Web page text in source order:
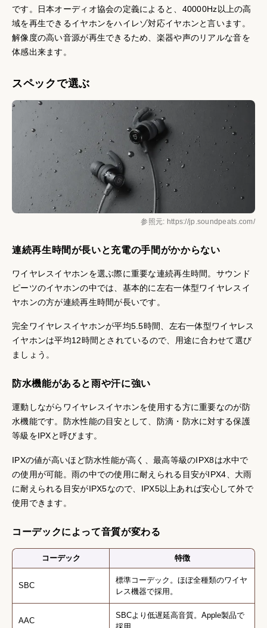
です。日本オーディオ協会の定義によると、40000Hz以上の高
域を再生できるイヤホンをハイレゾ対応イヤホンと言います。
解像度の高い音源が再生できるため、楽器や声のリアルな音を
体感出来ます。
スペックで選ぶ
参照元: https://jp.soundpeats.com/
連続再生時間が長いと充電の手間がかからない
ワイヤレスイヤホンを選ぶ際に重要な連続再生時間。サウンド
ピーツのイヤホンの中では、基本的に左右一体型ワイヤレスイ
ヤホンの方が連続再生時間が長いです。
完全ワイヤレスイヤホンが平均5.5時間、左右一体型ワイヤレス
イヤホンは平均12時間とされているので、用途に合わせて選び
ましょう。
防水機能があると雨や汗に強い
運動しながらワイヤレスイヤホンを使用する方に重要なのが防
水機能です。防水性能の目安として、防滴・防水に対する保護
等級をIPXと呼びます。
IPXの値が高いほど防水性能が高く、最高等級のIPX8は水中で
の使用が可能。雨の中での使用に耐えられる目安がIPX4、大雨
に耐えられる目安がIPX5なので、IPX5以上あれば安心して外で
使用できます。
コーデックによって音質が変わる
コーデック 特徴
SBC
標準コーデック。ほぼ全種類のワイヤ
レス機器で採用。
AAC
SBCより低遅延高音質。Apple製品で